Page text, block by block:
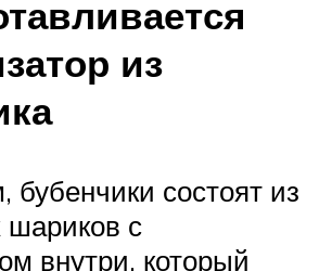
из
бубенчики состоят из
шариков с
внутри, который